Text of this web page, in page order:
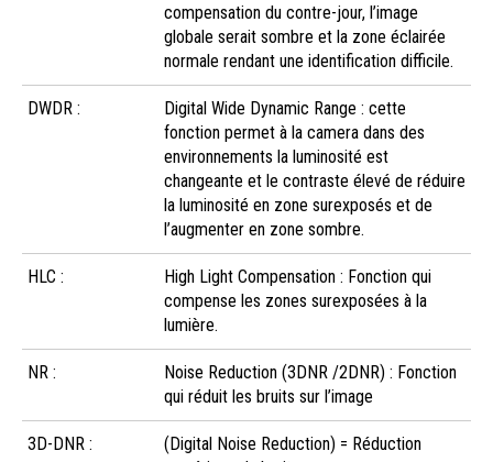
compensation du contre-jour, l’image
globale serait sombre et la zone éclairée
normale rendant une identification difficile.
DWDR :
Digital Wide Dynamic Range : cette
fonction permet à la camera dans des
environnements la luminosité est
changeante et le contraste élevé de réduire
la luminosité en zone surexposés et de
l’augmenter en zone sombre.
HLC :
High Light Compensation : Fonction qui
compense les zones surexposées à la
lumière.
NR :
Noise Reduction (3DNR /2DNR) : Fonction
qui réduit les bruits sur l’image
3D-DNR :
(Digital Noise Reduction) = Réduction